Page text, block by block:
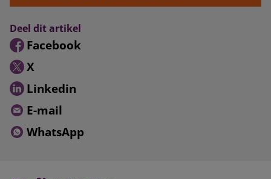
Deel dit artikel
Facebook
X
Linkedin
E-mail
WhatsApp